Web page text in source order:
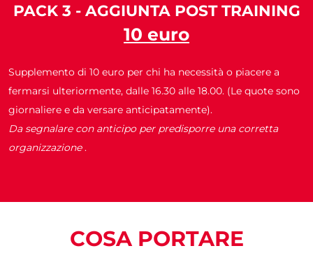
PACK 3 - AGGIUNTA POST TRAINING
10 euro
Supplemento di 10 euro per chi ha necessità o piacere a
fermarsi ulteriormente, dalle 16.30 alle 18.00. (Le quote sono
giornaliere e da versare anticipatamente).
Da segnalare con anticipo per predisporre una corretta
organizzazione.
COSA PORTARE